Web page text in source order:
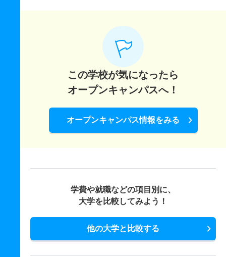
この学校が気になったら
オープンキャンパスへ！
オープンキャンパス情報をみる
学費や就職などの項目別に、
大学を比較してみよう！
他の大学と比較する